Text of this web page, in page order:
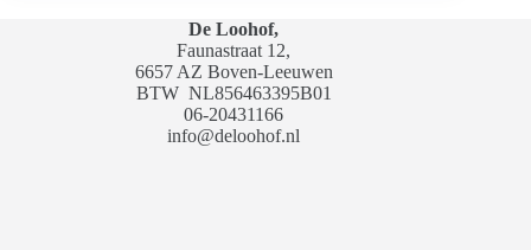
De Loohof,
Faunastraat 12,
6657 AZ Boven-Leeuwen
BTW NL856463395B01
06-20431166
info@deloohof.nl